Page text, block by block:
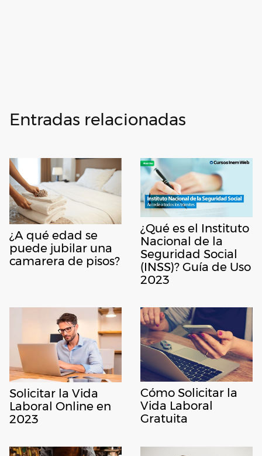
Entradas relacionadas
¿A qué edad se
puede jubilar una
camarera de pisos?
¿Qué es el Instituto
Nacional de la
Seguridad Social
(INSS)? Guía de Uso
2023
Solicitar la Vida
Laboral Online en
2023
Cómo Solicitar la
Vida Laboral
Gratuita